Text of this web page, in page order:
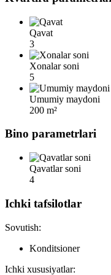
Qavat
3
Xonalar soni
5
Umumiy maydoni
200 m²
Bino parametrlari
Qavatlar soni
4
Ichki tafsilotlar
Sovutish:
Konditsioner
Ichki xususiyatlar: